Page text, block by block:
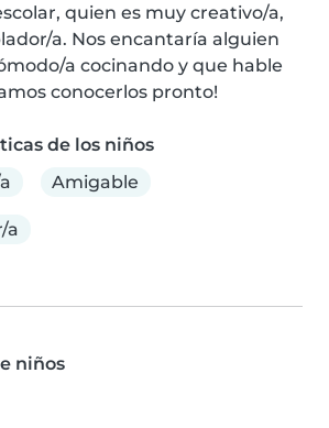
quien es muy creativo/a,
a. Nos encantaría alguien
a cocinando y que hable
conocerlos pronto!
de los niños
Amigable
a
niños